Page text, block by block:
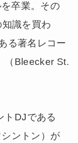
卒業。その
識を買わ
る著名レコー
（Bleecker St.
トDJである
ントン）が